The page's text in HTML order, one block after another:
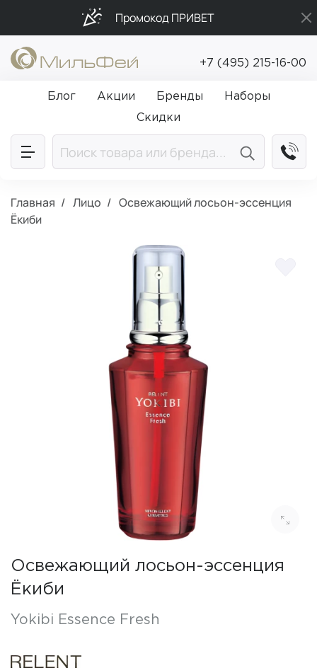
Промокод ПРИВЕТ
Бесплатная доставка от 5 000₽
Подарки в каждый заказ от 5 000₽
+7 (495) 215-16-00
Блог Акции Бренды
Наборы
Скидки
Главная Лицо
Освежающий лосьон-эссенция
Ёкиби
Освежающий лосьон-эссенция
Ёкиби
Yokibi Essence Fresh